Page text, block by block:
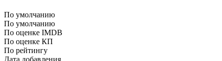
По умолчанию
По умолчанию
По оценке IMDB
По оценке КП
По рейтингу
Дата добавления